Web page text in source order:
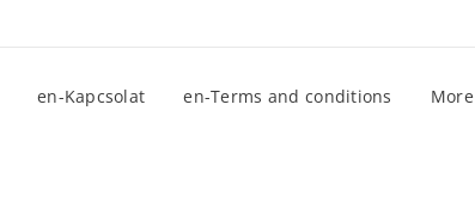
en-Kapcsolat en-Terms and conditions More